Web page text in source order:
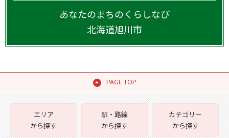
あなたのまちのくらしなび
北海道旭川市
PAGE TOP
エリア
から探す
駅・路線
から探す
カテゴリー
から探す